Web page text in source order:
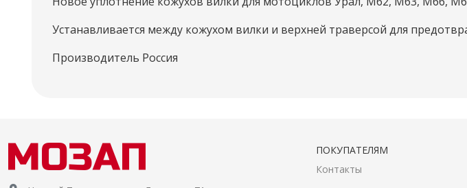
Устанавливается между кожухом вилки и верхней траверсой для
Производитель Россия
ПОКУПАТЕЛЯМ
Контакты